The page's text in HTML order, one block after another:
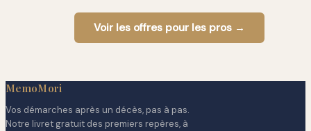
Voir les offres pour les pros →
MemoMori
Vos démarches après un décès, pas à pas.
Notre livret gratuit des premiers repères, à